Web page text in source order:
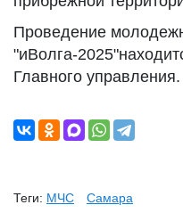
Проведение
"иВолга-
Главного управления.
Теги: МЧС Самара